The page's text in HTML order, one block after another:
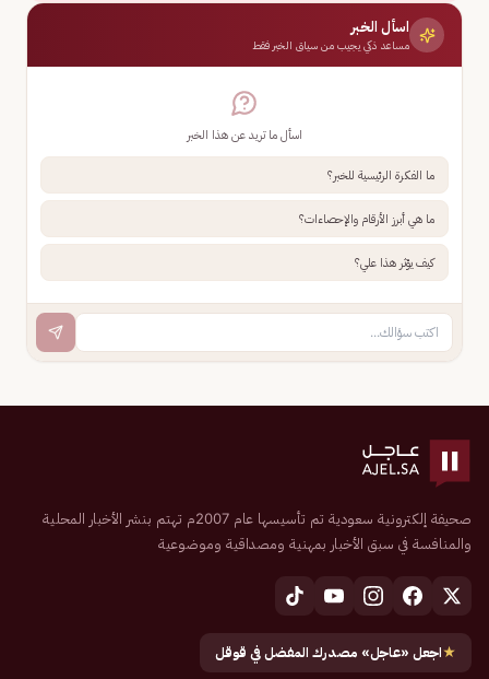
اسأل الخبر
مساعد ذكي يجيب من سياق الخبر فقط
اسأل ما تريد عن هذا الخبر
ما الفكرة الرئيسية للخبر؟
ما هي أبرز الأرقام والإحصاءات؟
كيف يؤثر هذا علي؟
صحيفة إلكترونية سعودية تم تأسيسها عام 2007م تهتم بنشر الأخبار المحلية
والمنافسة في سبق الأخبار بمهنية ومصداقية وموضوعية
★اجعل «عاجل» مصدرك المفضل في قوقل